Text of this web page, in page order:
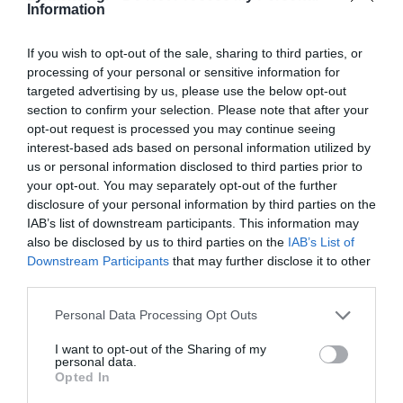
Information
If you wish to opt-out of the sale, sharing to third parties, or
processing of your personal or sensitive information for
targeted advertising by us, please use the below opt-out
section to confirm your selection. Please note that after your
opt-out request is processed you may continue seeing
interest-based ads based on personal information utilized by
us or personal information disclosed to third parties prior to
your opt-out. You may separately opt-out of the further
disclosure of your personal information by third parties on the
IAB’s list of downstream participants. This information may
also be disclosed by us to third parties on the IAB’s List of
Downstream Participants that may further disclose it to other
Please note that this website/app uses one or more Google
not limited to your visit or usage behaviour. You may click to
grant or deny consent to Google and its third-party tags to
use your data for below specified purposes in below Google
Personal Data Processing Opt Outs
I want to opt-out of the Sharing of my
personal data.
Opted In
ΟΛΕΣ ΟΙ ΕΙΔΗΣΕΙΣ →
διαβάστε ακόμη